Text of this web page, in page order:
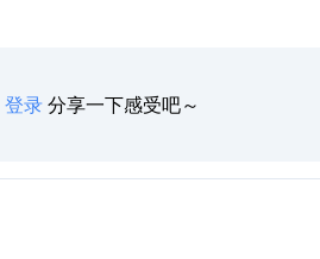
登录分享一下感受吧～